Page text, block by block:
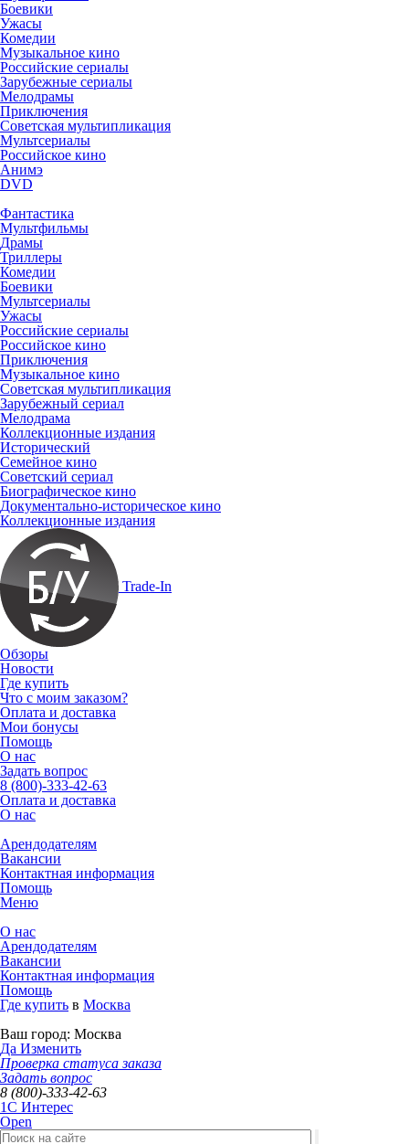
Боевики
Ужасы
Комедии
Музыкальное кино
Российские сериалы
Зарубежные сериалы
Мелодрамы
Приключения
Советская мультипликация
Мультсериалы
Российское кино
Анимэ
DVD
Фантастика
Мультфильмы
Драмы
Триллеры
Комедии
Боевики
Мультсериалы
Ужасы
Российские сериалы
Российское кино
Приключения
Музыкальное кино
Советская мультипликация
Зарубежный сериал
Мелодрама
Коллекционные издания
Исторический
Семейное кино
Советский сериал
Биографическое кино
Документально-историческое кино
Коллекционные издания
Trade-In
Обзоры
Новости
Где купить
Что с моим заказом?
Оплата и доставка
Мои бонусы
Помощь
О нас
Задать вопрос
8 (800)-333-42-63
Оплата и доставка
О нас
Арендодателям
Вакансии
Контактная информация
Помощь
Меню
О нас
Арендодателям
Вакансии
Контактная информация
Помощь
Где купить в Москва
Ваш город: Москва
Да Изменить
Проверка статуса заказа
Задать вопрос
8 (800)-333-42-63
1C Интерес
Open